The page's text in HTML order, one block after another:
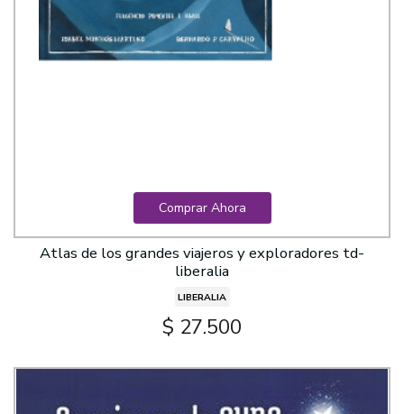
Comprar Ahora
Atlas de los grandes viajeros y exploradores td-
liberalia
LIBERALIA
$ 27.500